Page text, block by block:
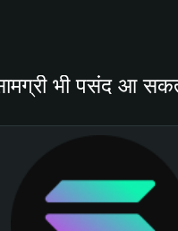
भी पसंद आ